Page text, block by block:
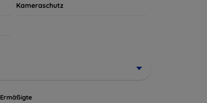
Kameraschutz
Ermäßigte